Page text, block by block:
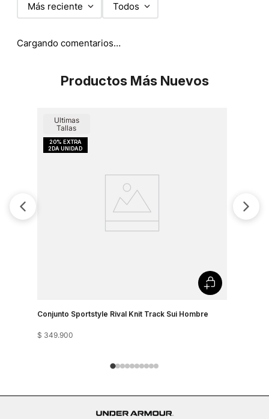
Más reciente Todos
Cargando comentarios…
Productos Más Nuevos
Ultimas
Tallas
Conjunto Sportstyle Rival Knit Track Sui Hombre
$ 349.900